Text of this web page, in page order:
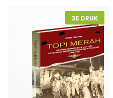
3E DRUK